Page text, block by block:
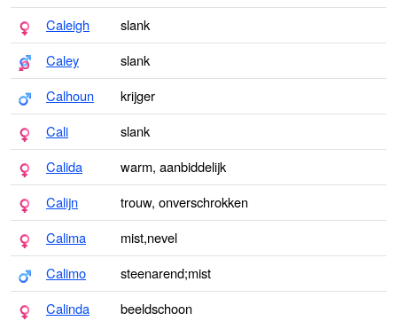
Caleigh
slank
Caley
slank
Calhoun
krijger
Cali
slank
Calida
warm, aanbiddelijk
Calijn
trouw, onverschrokken
Calima
mist,nevel
Calimo
steenarend;mist
Calinda
beeldschoon